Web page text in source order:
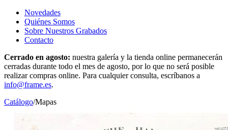
Novedades
Quiénes Somos
Sobre Nuestros Grabados
Contacto
Cerrado en agosto: nuestra galería y la tienda online permanecerán
cerradas durante todo el mes de agosto, por lo que no será posible
realizar compras online. Para cualquier consulta, escríbanos a
info@frame.es.
Catálogo/Mapas